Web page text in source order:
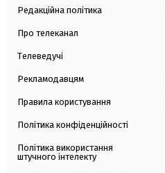
Редакційна політика
Про телеканал
Телеведучі
Рекламодавцям
Правила користування
Політика конфіденційності
Політика використання
штучного інтелекту